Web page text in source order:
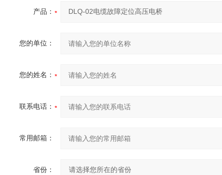
产品：
您的单位：
您的姓名：
联系电话：
常用邮箱：
省份：